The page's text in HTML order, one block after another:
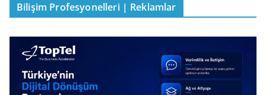
Bilişim Profesyonelleri | Reklamlar